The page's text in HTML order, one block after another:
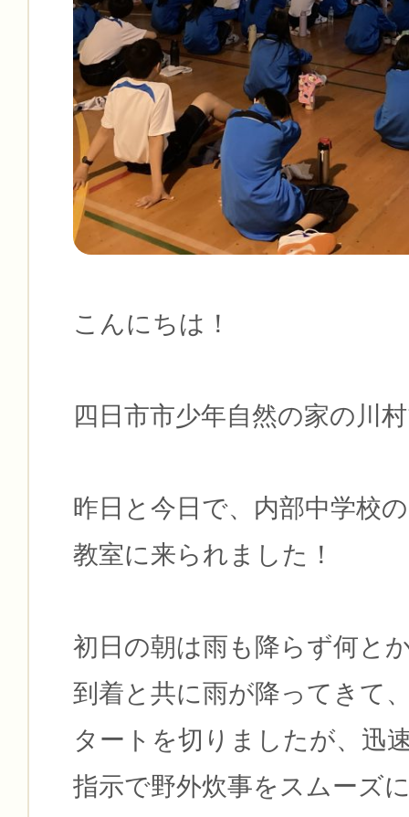
こんにちは！
四日市市少年自然の家の川
昨日と今日で、内部中学校
教室に来られました！
初日の朝は雨も降らず何と
到着と共に雨が降ってきて
タートを切りましたが、迅
指示で野外炊事をスムーズ